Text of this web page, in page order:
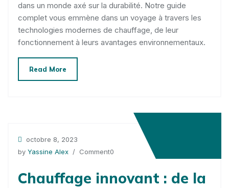
dans un monde axé sur la durabilité. Notre guide
complet vous emmène dans un voyage à travers les
technologies modernes de chauffage, de leur
fonctionnement à leurs avantages environnementaux.
Read More
octobre 8, 2023
by Yassine Alex / Comment0
Chauffage innovant : de la